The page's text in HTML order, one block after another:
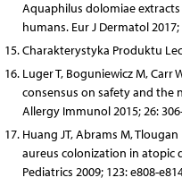
Aquaphilus dolomiae
humans. Eur J Dermatol 2017;
Charakterystyka Produktu
Luger T, Boguniewicz M,
consensus on safety and the
Allergy Immunol 2015; 26:
Huang JT, Abrams M,
aureus colonization in atopic
Pediatrics 2009; 123: e808-